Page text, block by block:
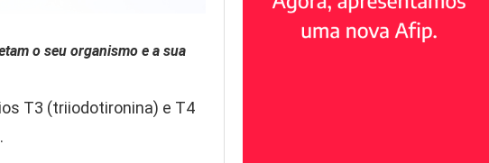
o seu organismo e a sua
T3 (triiodotironina) e T4